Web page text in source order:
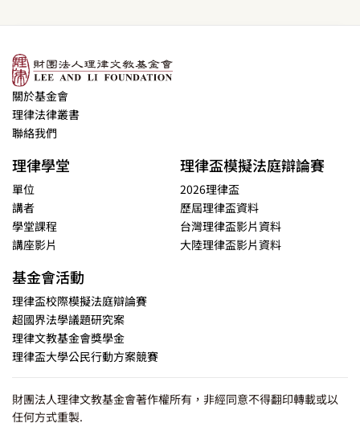
關於基金會
理律法律叢書
聯絡我們
理律學堂
單位
講者
學堂課程
講座影片
理律盃模擬法庭辯論賽
2026理律盃
歷屆理律盃資料
台灣理律盃影片資料
大陸理律盃影片資料
基金會活動
理律盃校際模擬法庭辯論賽
超國界法學議題研究案
理律文教基金會獎學金
理律盃大學公民行動方案競賽
財團法人理律文教基金會著作權所有，非經同意不得翻印轉載或以
任何方式重製.